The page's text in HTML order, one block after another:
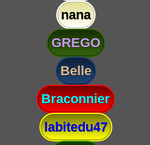
nana
GREGO
Belle
Braconnier
labitedu47